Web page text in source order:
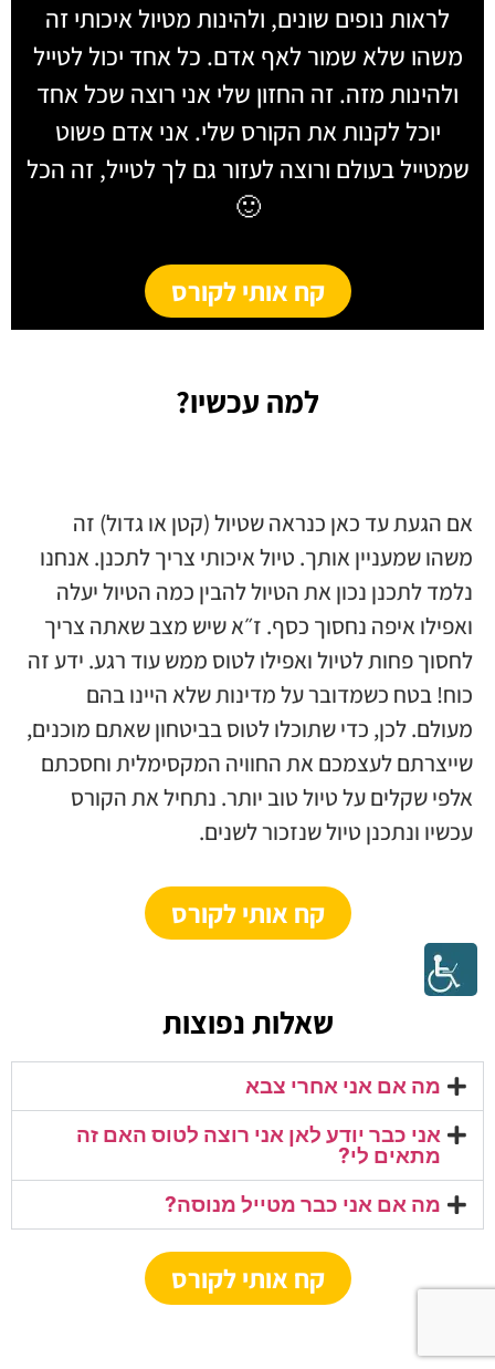
לראות נופים שונים, ולהינות מטיול איכותי זה
משהו שלא שמור לאף אדם. כל אחד יכול לטייל
ולהינות מזה. זה החזון שלי אני רוצה שכל אחד
יוכל לקנות את הקורס שלי. אני אדם פשוט
שמטייל בעולם ורוצה לעזור גם לך לטייל, זה הכל
🙂
קח אותי לקורס
למה עכשיו?
אם הגעת עד כאן כנראה שטיול (קטן או גדול) זה
משהו שמעניין אותך. טיול איכותי צריך לתכנן. אנחנו
נלמד לתכנן נכון את הטיול להבין כמה הטיול יעלה
ואפילו איפה נחסוך כסף. ז״א שיש מצב שאתה צריך
לחסוך פחות לטיול ואפילו לטוס ממש עוד רגע. ידע זה
כוח! בטח כשמדובר על מדינות שלא היינו בהם
מעולם. לכן, כדי שתוכלו לטוס בביטחון שאתם מוכנים,
שייצרתם לעצמכם את החוויה המקסימלית וחסכתם
אלפי שקלים על טיול טוב יותר. נתחיל את הקורס
עכשיו ונתכנן טיול שנזכור לשנים.
קח אותי לקורס
שאלות נפוצות
מה אם אני אחרי צבא
אני כבר יודע לאן אני רוצה לטוס האם זה
מתאים לי?
מה אם אני כבר מטייל מנוסה?
קח אותי לקורס